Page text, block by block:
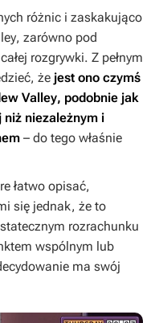
różnic i zaskakująco
, zarówno pod
rozgrywki. Z pełnym
że jest ono czymś
Valley, podobnie jak
niezależnym i
– do tego właśnie
łatwo opisać,
się jednak, że to
rozrachunku
wspólnym lub
ma swój